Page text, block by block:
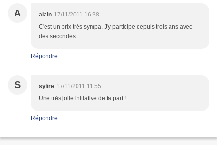
A alain 17/11/2011 16:38
C'est un prix très sympa. J'y participe depuis trois ans avec
des secondes.
Répondre
S sylire 17/11/2011 11:55
Une très jolie initiative de ta part !
Répondre